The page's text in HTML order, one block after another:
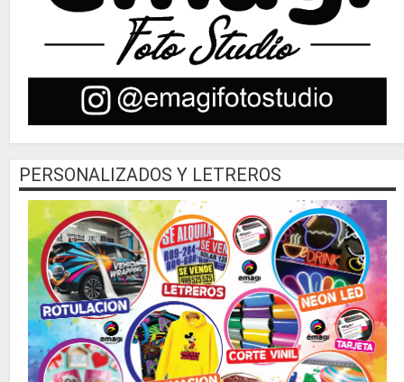
PERSONALIZADOS Y LETREROS